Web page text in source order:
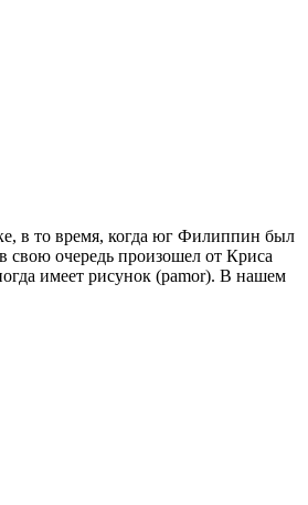
в то время, когда юг Филиппин был
свою очередь произошел от Криса
имеет рисунок (pamor). В нашем